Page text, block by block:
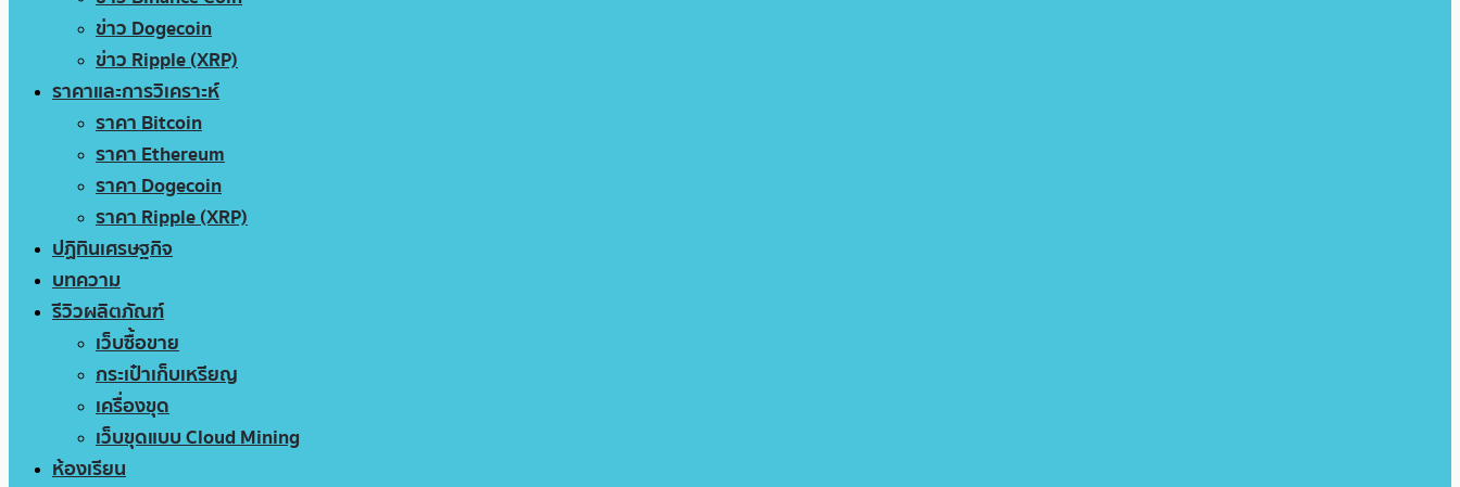
ข่าว Dogecoin
ข่าว Ripple (XRP)
ราคาและการวิเคราะห์
ราคา Bitcoin
ราคา Ethereum
ราคา Dogecoin
ราคา Ripple (XRP)
ปฏิทินเศรษฐกิจ
บทความ
รีวิวผลิตภัณฑ์
เว็บซื้อขาย
กระเป๋าเก็บเหรียญ
เครื่องขุด
เว็บขุดแบบ Cloud Mining
ห้องเรียน